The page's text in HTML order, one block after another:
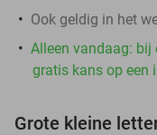
Ook geldig in het
Alleen vandaag: bij
gratis kans op een
Grote kleine